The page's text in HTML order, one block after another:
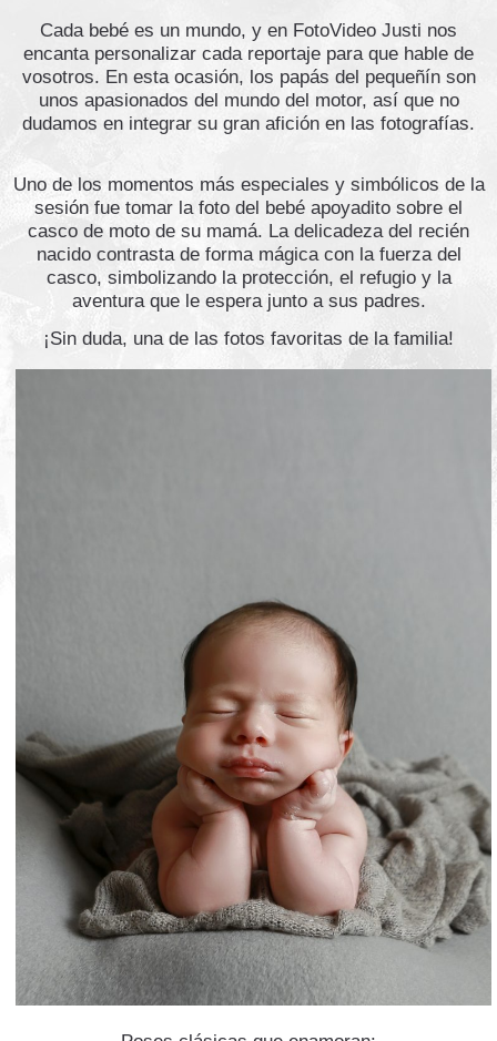
Cada bebé es un mundo, y en FotoVideo Justi nos
encanta personalizar cada reportaje para que hable de
vosotros. En esta ocasión, los papás del pequeñín son
unos apasionados del mundo del motor, así que no
dudamos en integrar su gran afición en las fotografías.
​Uno de los momentos más especiales y simbólicos de la
sesión fue tomar la foto del bebé apoyadito sobre el
casco de moto de su mamá. La delicadeza del recién
nacido contrasta de forma mágica con la fuerza del
casco, simbolizando la protección, el refugio y la
aventura que le espera junto a sus padres.
¡Sin duda, una de las fotos favoritas de la familia!